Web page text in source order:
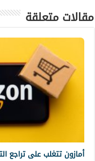
مقالات متعلقة
أمازون تتغلب على تراجع